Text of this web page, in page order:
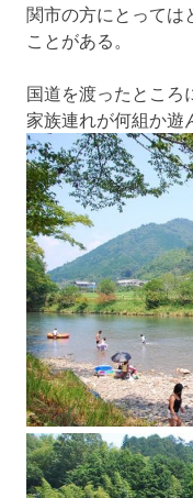
関市の方にとっては
ことがある。
国道を渡ったところ
家族連れが何組か遊